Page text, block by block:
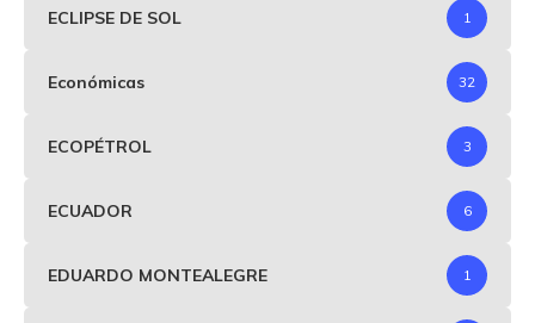
ECLIPSE DE SOL 1
Económicas 32
ECOPÉTROL 3
ECUADOR 6
EDUARDO MONTEALEGRE 1